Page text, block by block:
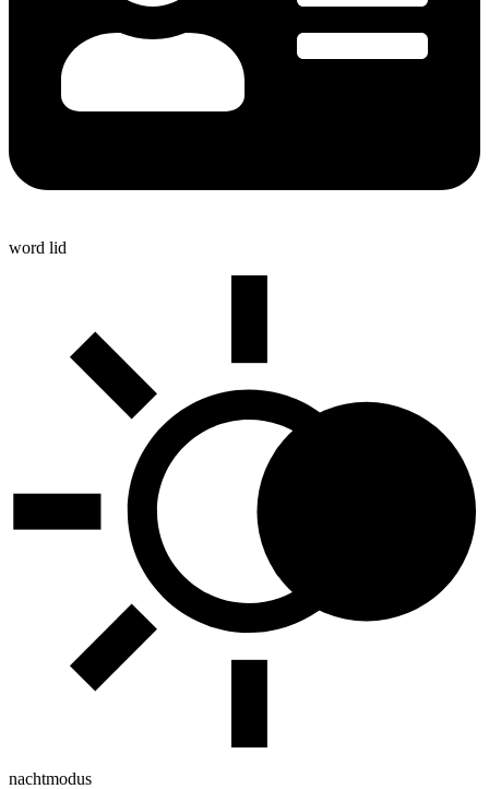
word lid
nachtmodus